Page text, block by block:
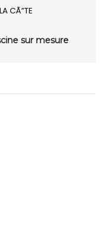
CÃ”TE
sur mesure